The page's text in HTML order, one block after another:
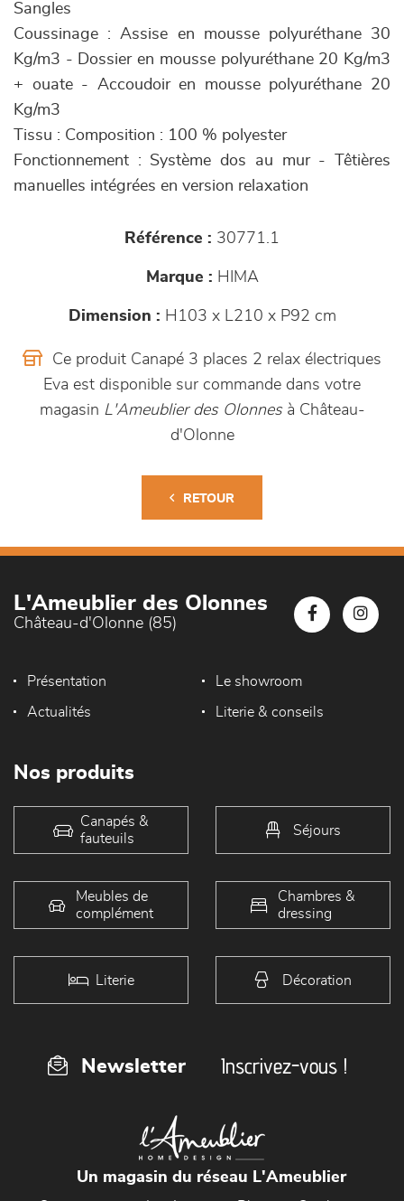
Sangles
Coussinage : Assise en mousse polyuréthane 30
Kg/m3 - Dossier en mousse polyuréthane 20 Kg/m3
+ ouate - Accoudoir en mousse polyuréthane 20
Kg/m3
Tissu : Composition : 100 % polyester
Fonctionnement : Système dos au mur - Têtières
manuelles intégrées en version relaxation
Référence : 30771.1
Marque : HIMA
Dimension : H103 x L210 x P92 cm
Ce produit Canapé 3 places 2 relax électriques
Eva est disponible sur commande dans votre
magasin L'Ameublier des Olonnesà Château-
d'Olonne
RETOUR
L'Ameublier des Olonnes
Château-d'Olonne (85)
Présentation Le showroom
Actualités Literie & conseils
Nos produits
Canapés &
fauteuils
Séjours
Meubles de
complément
Chambres &
dressing
Literie Décoration
Newsletter Inscrivez-vous !
Un magasin du réseau L'Ameublier